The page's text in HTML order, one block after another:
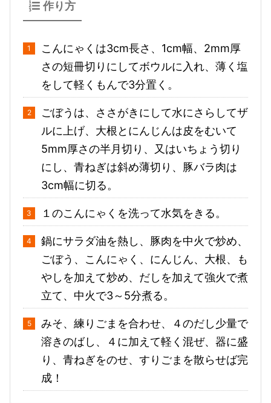
作り方
こんにゃくは3cm長さ、1cm幅、2mm厚
さの短冊切りにしてボウルに入れ、薄く塩
をして軽くもんで3分置く。
ごぼうは、ささがきにして水にさらしてザ
ルに上げ、大根とにんじんは皮をむいて
5mm厚さの半月切り、又はいちょう切り
にし、青ねぎは斜め薄切り、豚バラ肉は
3cm幅に切る。
１のこんにゃくを洗って水気をきる。
鍋にサラダ油を熱し、豚肉を中火で炒め、
ごぼう、こんにゃく、にんじん、大根、も
やしを加えて炒め、だしを加えて強火で煮
立て、中火で3～5分煮る。
みそ、練りごまを合わせ、４のだし少量で
溶きのばし、４に加えて軽く混ぜ、器に盛
り、青ねぎをのせ、すりごまを散らせば完
成！